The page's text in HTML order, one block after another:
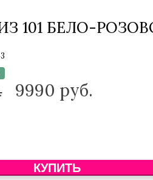
101 БЕЛО-
9990 руб.
КУПИТЬ